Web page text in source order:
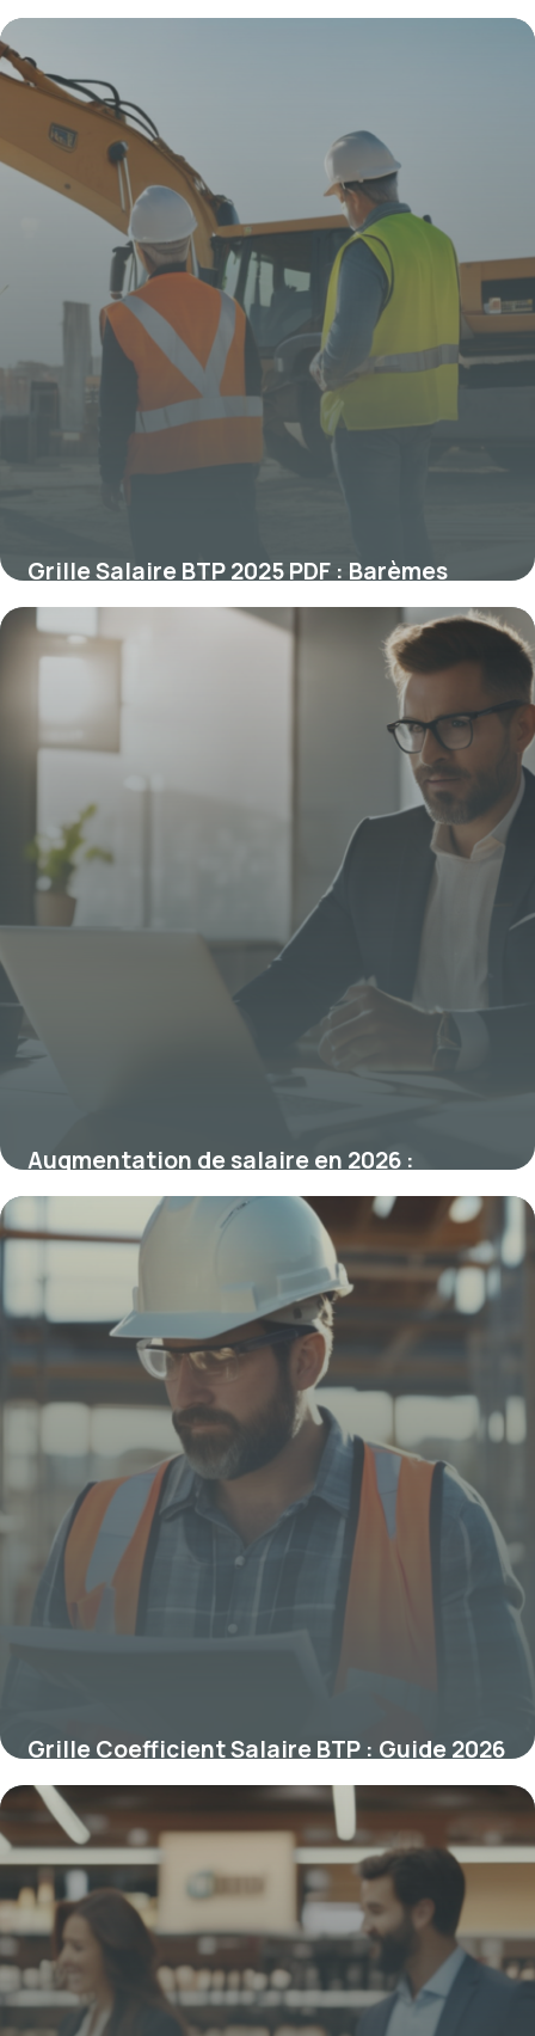
28 avril 2026
Grille Salaire BTP 2025 PDF : Barèmes
Complets
27 avril 2026
Augmentation de salaire en 2026 :
stratégies efficaces pour négocier
16 mars 2026
Grille Coefficient Salaire BTP : Guide 2026
3 mars 2026